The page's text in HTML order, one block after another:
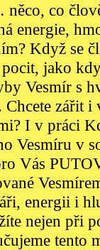
co
energie,
Když se
jako
Vesmír s
Chcete zářit
I v práci
Vesmíru v
Vás
energii i
nejen při
tento